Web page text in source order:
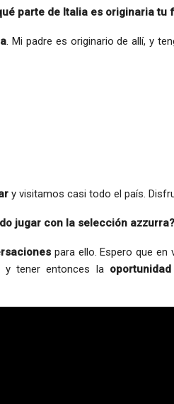
parte de Italia es originaria tu
. Mi padre es originario de allí, y
y visitamos casi todo el país.
jugar con la selección azzurra?
para ello. Espero que en
y tener entonces la